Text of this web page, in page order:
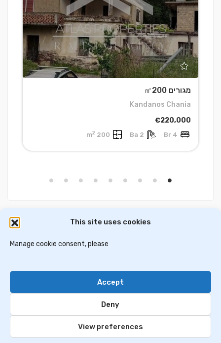
This site uses cookies
Manage cookie consent, please
Accept
Deny
View preferences
מגורים ㎡200
Kandanos Chania
€220,000
4 Br
2 Ba
200 m
2
Privacy Policy
Contact Us
© 2024 greekim.co.il. All Rights Reserved
Evangelia Vlasakoudi